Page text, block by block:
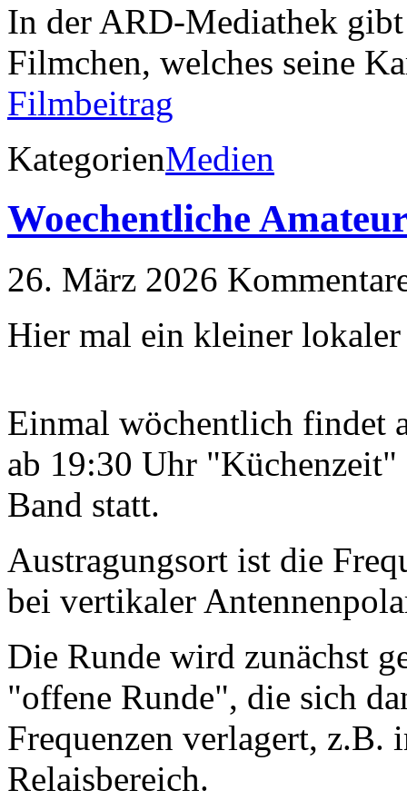
In der ARD-Mediathek
Filmchen, welches seine
Filmbeitrag
KategorienMedien
Woechentliche
26. März 2026
Hier mal ein kleiner
Einmal wöchentlich findet
ab 19:30 Uhr
Band statt.
Austragungsort ist die
bei vertikaler
Die Runde wird zunächst
"offene Runde", die sich
Frequenzen verlagert,
Relaisbereich.